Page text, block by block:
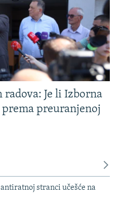
radova: Je li Izborna
preuranjenoj
stranci učešće na